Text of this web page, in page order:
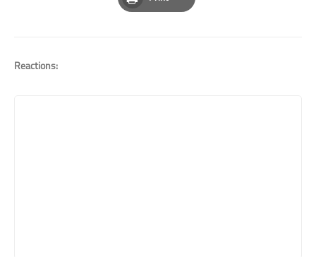
Print
Reactions: